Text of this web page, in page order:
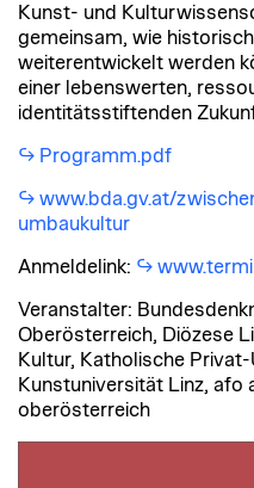
Kunst- und
gemeinsam, wie
weiterentwickelt werden
einer lebenswerten,
identitätsstiftenden
Programm.pdf
www.bda.gv.at/
umbaukultur
Anmeldelink:
Veranstalter:
Oberösterreich, Diözese
Kultur, Katholische
Kunstuniversität Linz, afo
oberösterreich